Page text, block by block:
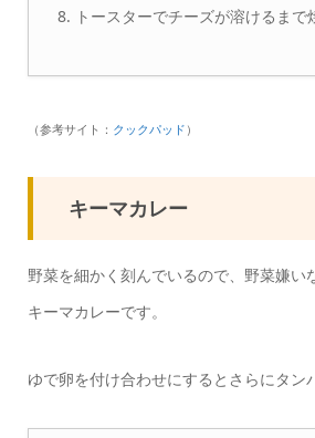
トースターでチーズが溶けるまで
（参考サイト： クックパッド ）
キーマカレー
野菜を細かく刻んでいるので、野菜嫌い
キーマカレーです。
ゆで卵を付け合わせにするとさらにタン